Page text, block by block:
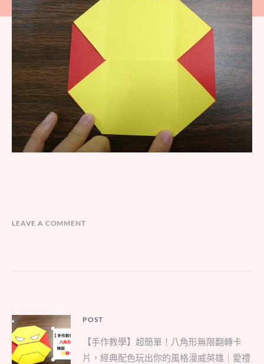
LEAVE A COMMENT
文
章
導
POST
Parent
post:
【手作教學】超簡單！八角形無限翻轉卡
片，經典配色玩出你的風格漫威英雄｜愛禮